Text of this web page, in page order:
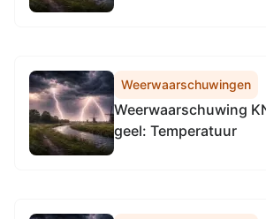
Weerwaarschuwingen
Weerwaarschuwing
geel: Temperatuur